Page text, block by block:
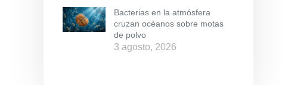
Bacterias en la atmósfera
cruzan océanos sobre motas
de polvo
3 agosto, 2026